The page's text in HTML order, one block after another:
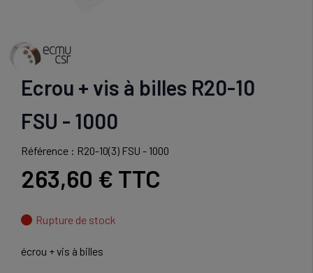
Ecrou + vis à billes R20-10
FSU - 1000
Référence : R20-10(3) FSU - 1000
263,60 € TTC
Rupture de stock
écrou + vis à billes